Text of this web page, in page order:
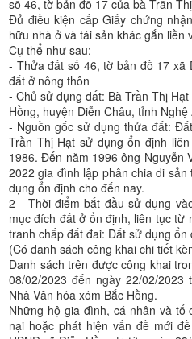
số 46, tờ bản đồ 17 của bà Trần
Đủ điều kiện cấp Giấy chứng
hữu nhà ở và tái sản khác gắn liền
Cụ thể như sau:
- Thửa đất số 46, tờ bản đồ 17 xã
đất ở nông thôn
- Chủ sử dụng đất: Bà Trần Thị
Hồng, huyện Diễn Châu, tỉnh Nghệ
- Nguồn gốc sử dụng thửa đất:
Trần Thị Hạt sử dụng ổn định
1986. Đến năm 1996 ông Nguyễn
2022 gia đình lập phân chia di
dụng ổn định cho đến nay.
2 - Thời điểm bắt đầu sử dụng
mục đích đất ở ổn định, liên tục từ
tranh chấp đất đai: Đất sử dụng ổn
(Có danh sách công khai chi tiết
Danh sách trên được công khai
08/02/2023 đến ngày 22/02/2023
Nhà Văn hóa xóm Bắc Hồng.
Những hộ gia đình, cá nhân và tổ
nại hoặc phát hiện vấn đề mới